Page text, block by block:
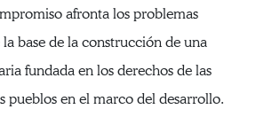
afronta los problemas
base de la construcción de una
fundada en los derechos de las
pueblos en el marco del desarrollo.